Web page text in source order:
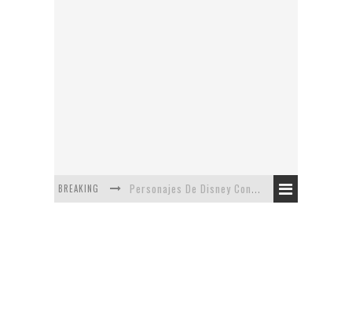
BREAKING Personajes De Disney Con Vestuarios Contemporáneos